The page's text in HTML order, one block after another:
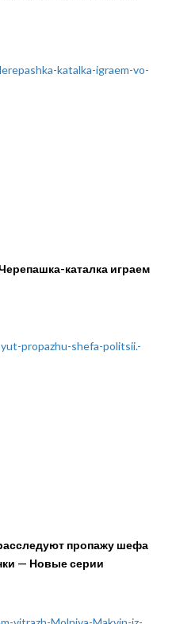
каталка играем
пропажу шефа
— Новые серии